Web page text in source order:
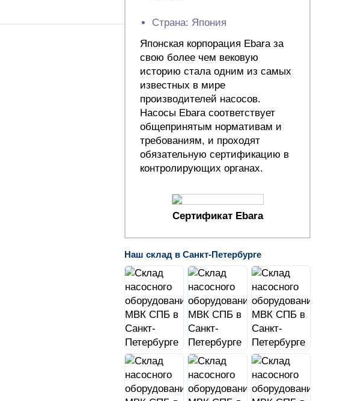
Страна: Япония
Японская корпорация Ebara за
свою более чем вековую
историю стала одним из самых
известных в мире
производителей насосов.
Насосы Ebara соответствует
общепринятым нормативам и
требованиям, и проходят
обязательную сертификацию в
контролирующих органах.
Сертификат Ebara
Наш склад в Санкт-Петербурге